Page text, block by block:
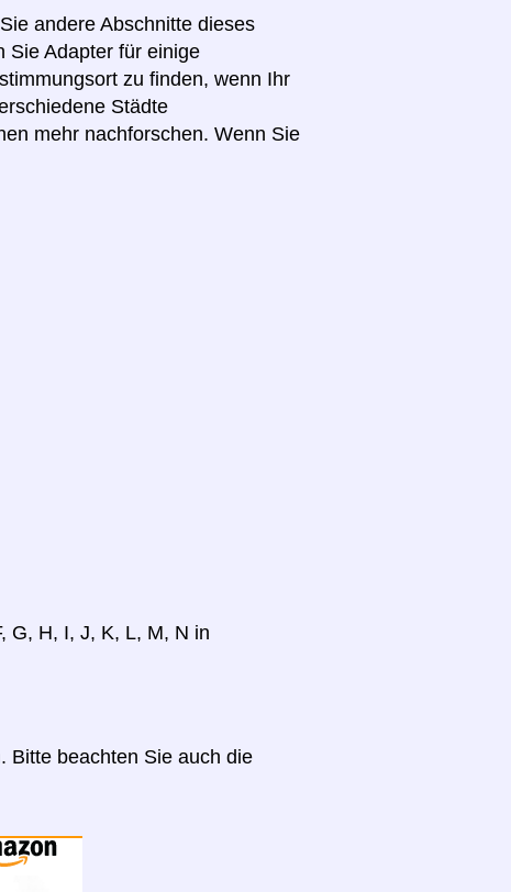
andere Abschnitte dieses
Sie Adapter für einige
zu finden, wenn Ihr
Städte
mehr nachforschen. Wenn Sie
G, H, I, J, K, L, M, N in
Bitte beachten Sie auch die